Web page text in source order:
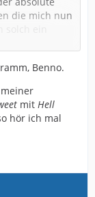
die mich nun
war Hit
ist echt
Benno.
mit Hell
hör ich mal